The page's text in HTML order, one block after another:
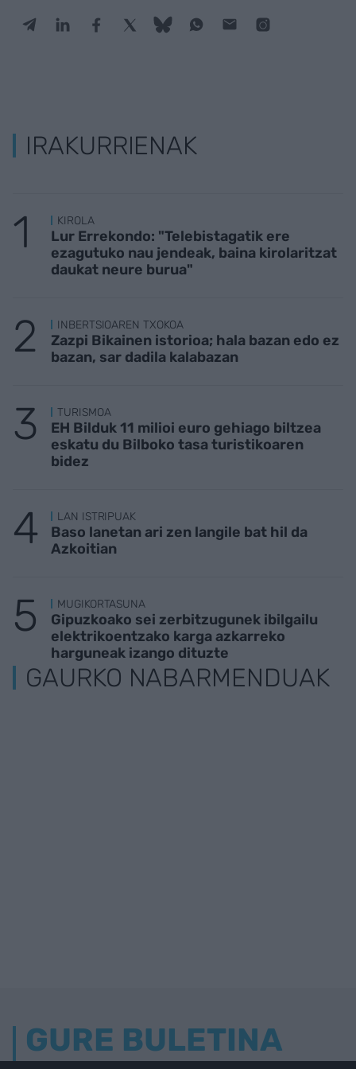
IRAKURRIENAK
KIROLA
Lur Errekondo: "Telebistagatik ere
ezagutuko nau jendeak, baina kirolaritzat
daukat neure burua"
INBERTSIOAREN TXOKOA
Zazpi Bikainen istorioa; hala bazan edo ez
bazan, sar dadila kalabazan
TURISMOA
EH Bilduk 11 milioi euro gehiago biltzea
eskatu du Bilboko tasa turistikoaren
bidez
LAN ISTRIPUAK
Baso lanetan ari zen langile bat hil da
Azkoitian
MUGIKORTASUNA
Gipuzkoako sei zerbitzugunek ibilgailu
elektrikoentzako karga azkarreko
harguneak izango dituzte
GAURKO NABARMENDUAK
GURE BULETINA